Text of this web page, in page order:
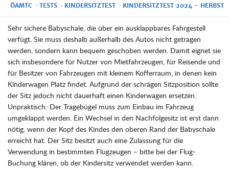
ÖAMTC TESTS KINDERSITZTEST KINDERSITZTEST 2024 - HERBST
Sehr sichere Babyschale, die über ein ausklappbares Fahrgestell
verfügt. Sie muss deshalb außerhalb des Autos nicht getragen
werden, sondern kann bequem geschoben werden. Damit eignet sie
sich insbesondere für Nutzer von Mietfahrzeugen, für Reisende und
für Besitzer von Fahrzeugen mit kleinem Kofferraum, in denen kein
Kinderwagen Platz findet. Aufgrund der schrägen Sitzposition sollte
der Sitz jedoch nicht dauerhaft einen Kinderwagen ersetzen.
Unpraktisch: Der Tragebügel muss zum Einbau im Fahrzeug
umgeklappt werden. Ein Wechsel in den Nachfolgesitz ist erst dann
nötig, wenn der Kopf des Kindes den oberen Rand der Babyschale
erreicht hat. Der Sitz besitzt auch eine Zulassung für die
Verwendung in bestimmten Flugzeugen – bitte bei der Flug-
Buchung klären, ob der Kindersitz verwendet werden kann.